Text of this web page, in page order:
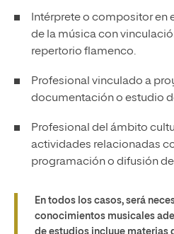
Intérprete o compositor en
de la música con
repertorio flamenco.
Profesional vinculado a
documentación o estudio
Profesional del ámbito
actividades relacionadas
programación o difusión
En todos los casos, será
conocimientos musicales
de estudios incluye materias